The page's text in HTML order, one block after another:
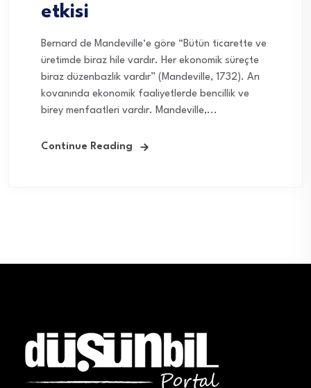
etkisi
Bernard de Mandeville‘e göre “Bütün ticarette ve
üretimde biraz hile vardır. Her ekonomik süreçte
biraz düzenbazlık vardır” (Mandeville, 1732). Arı
kovanında ekonomik faaliyetlerde bencillik ve
birey menfaatleri vardır. Mandeville,...
Continue Reading